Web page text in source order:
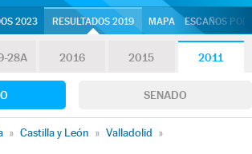
2023 RESULTADOS 2019 MAPA ESCAÑOS
28A 2016 2015 2011
SENADO
» Castilla y León » Valladolid »